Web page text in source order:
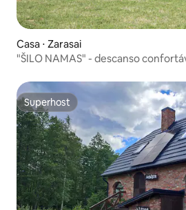
Casa ⋅ Zarasai
"ŠILO NAMAS" - descanso
Superhost
Superhost